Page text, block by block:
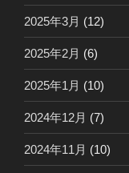
2025年3月 (12)
2025年2月 (6)
2025年1月 (10)
2024年12月 (7)
2024年11月 (10)